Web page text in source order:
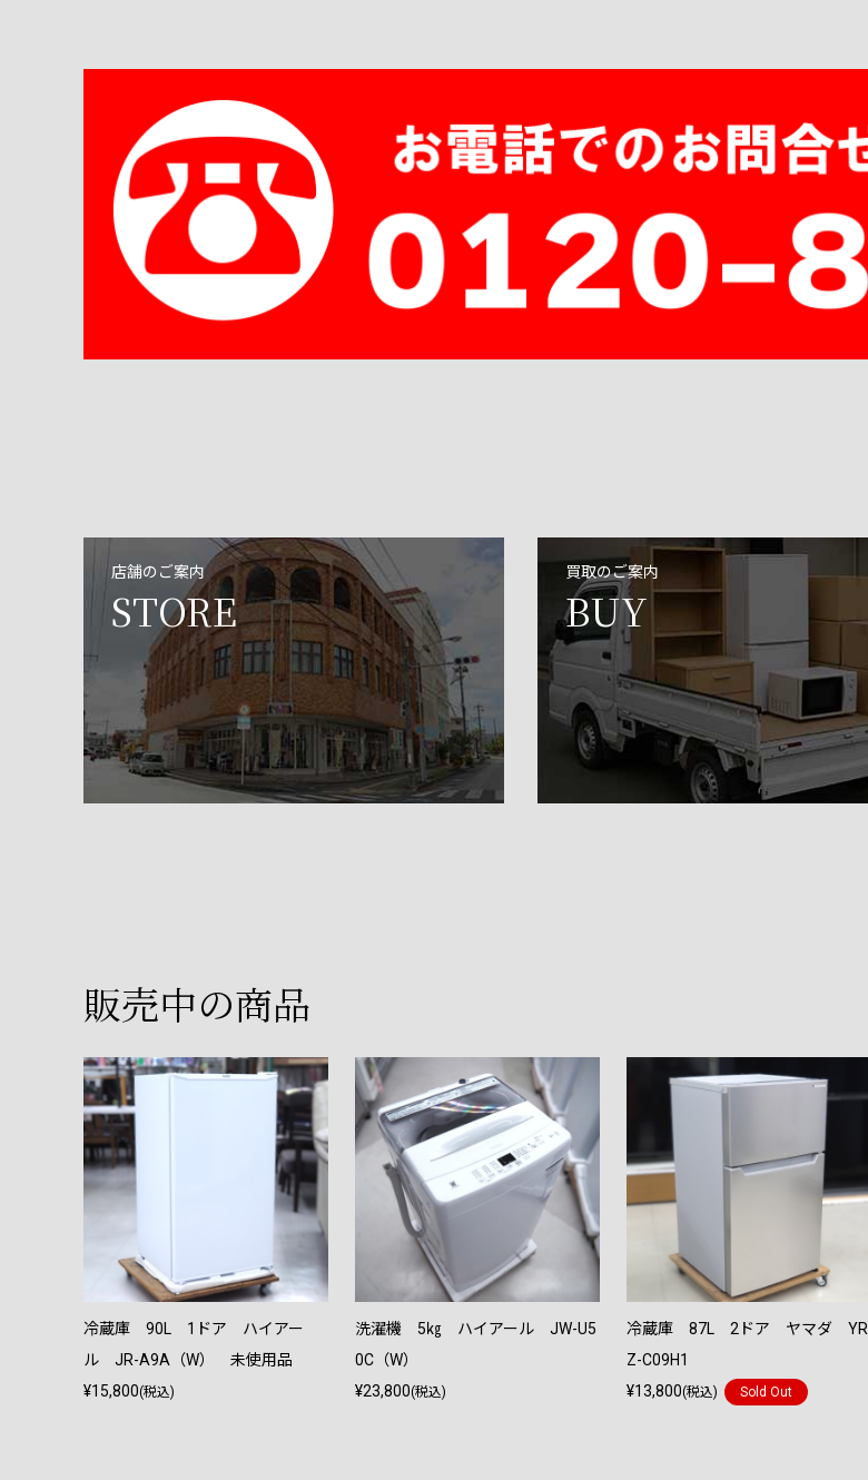
STORE
店舗のご案内
BUY
買取のご案内
販売中の商品
冷蔵庫 90L 1ドア ハイアー
ル JR-A9A（W） 未使用品
¥15,800(税込)
洗濯機 5㎏ ハイアール JW-U5
0C（W）
¥23,800(税込)
冷蔵庫 87L 2ドア ヤマダ YR
Z-C09H1
¥13,800(税込) Sold Out